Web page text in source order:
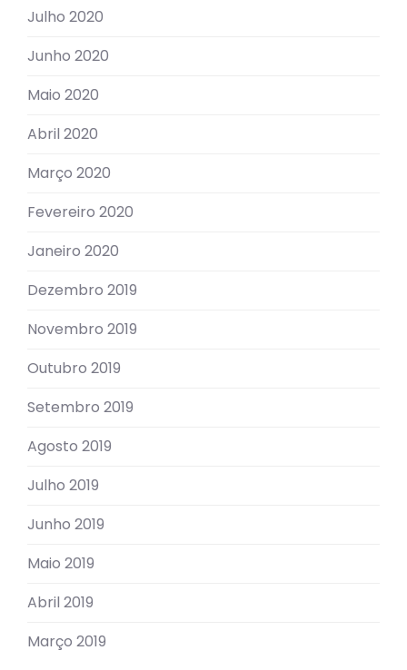
Julho 2020
Junho 2020
Maio 2020
Abril 2020
Março 2020
Fevereiro 2020
Janeiro 2020
Dezembro 2019
Novembro 2019
Outubro 2019
Setembro 2019
Agosto 2019
Julho 2019
Junho 2019
Maio 2019
Abril 2019
Março 2019